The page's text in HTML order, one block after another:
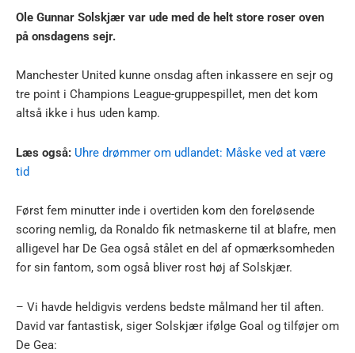
Ole Gunnar Solskjær var ude med de helt store roser oven
på onsdagens sejr.
Manchester United kunne onsdag aften inkassere en sejr og
tre point i Champions League-gruppespillet, men det kom
altså ikke i hus uden kamp.
Læs også: Uhre drømmer om udlandet: Måske ved at være
tid
Først fem minutter inde i overtiden kom den foreløsende
scoring nemlig, da Ronaldo fik netmaskerne til at blafre, men
alligevel har De Gea også stålet en del af opmærksomheden
for sin fantom, som også bliver rost høj af Solskjær.
– Vi havde heldigvis verdens bedste målmand her til aften.
David var fantastisk, siger Solskjær ifølge Goal og tilføjer om
De Gea: